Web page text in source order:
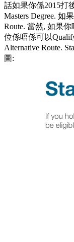
話如果你係2015打
Masters Degree. 如
Route. 當然, 如果
位係唔係可以
Alternative Route.
圖: